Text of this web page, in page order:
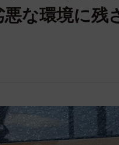
な環境に残